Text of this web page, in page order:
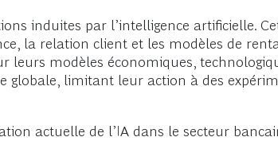
induites par l’intelligence artificielle.
la relation client et les modèles de
leurs modèles économiques,
globale, limitant leur action à des
actuelle de l’IA dans le secteur